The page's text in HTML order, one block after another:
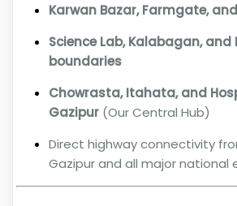
Karwan Bazar, Farmgate,
Science Lab, Kalabagan,
boundaries
Chowrasta, Itahata, and
Gazipur (Our Central Hub)
Direct highway connectivity
Gazipur and all major national